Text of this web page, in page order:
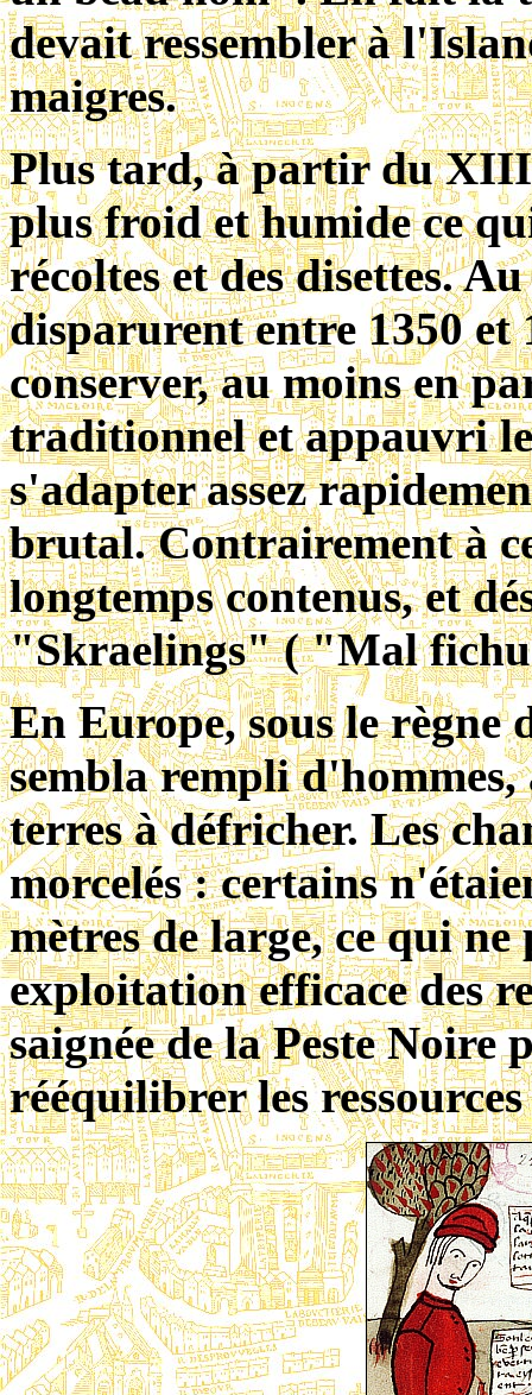
devait ressembler à
maigres.
Plus tard, à partir du XIII
plus froid et humide ce
récoltes et des disettes.
disparurent entre 1350
conserver, au moins en
traditionnel et appauvri
s'adapter assez
brutal. Contrairement à
longtemps contenus, et
"Skraelings" ( "Mal
En Europe, sous le règne
sembla rempli
terres à défricher. Les
morcelés : certains
mètres de large, ce qui
exploitation efficace des
saignée de la Peste
rééquilibrer les ressources